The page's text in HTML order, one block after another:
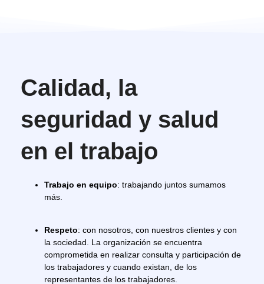
Calidad, la
seguridad y salud
en el trabajo
Trabajo en equipo: trabajando juntos sumamos
más.
Respeto: con nosotros, con nuestros clientes y con
la sociedad. La organización se encuentra
comprometida en realizar consulta y participación de
los trabajadores y cuando existan, de los
representantes de los trabajadores.